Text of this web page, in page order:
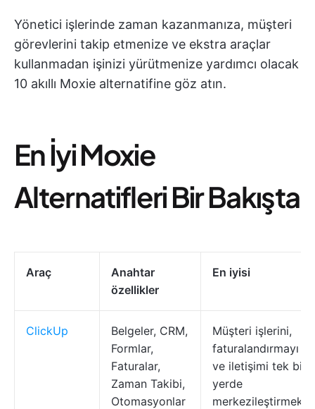
Yönetici işlerinde zaman kazanmanıza, müşteri
görevlerini takip etmenize ve ekstra araçlar
kullanmadan işinizi yürütmenize yardımcı olacak
10 akıllı Moxie alternatifine göz atın.
En İyi Moxie
Alternatifleri Bir Bakışta
Araç
Anahtar
özellikler
En iyisi
ClickUp
Belgeler, CRM,
Formlar,
Faturalar,
Zaman Takibi,
Otomasyonlar
Müşteri işlerini,
faturalandırmayı
ve iletişimi tek bir
yerde
merkezileştirmek